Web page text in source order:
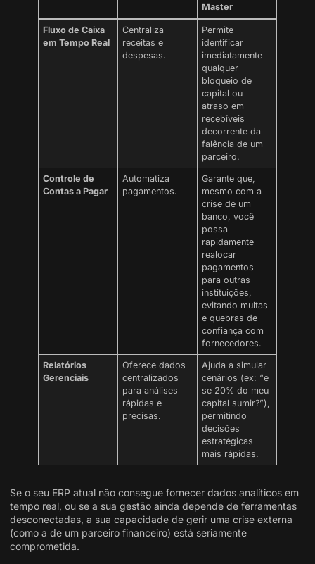
Master
Fluxo de Caixa
em Tempo Real
Centraliza
receitas e
despesas.
Permite
identificar
imediatamente
qualquer
bloqueio de
capital ou
atraso em
recebíveis
decorrente da
falência de um
parceiro.
Controle de
Contas a Pagar
Automatiza
pagamentos.
Garante que,
mesmo com a
crise de um
banco, você
possa
rapidamente
realocar
pagamentos
para outras
instituições,
evitando multas
e quebras de
confiança com
fornecedores.
Relatórios
Gerenciais
Oferece dados
centralizados
para análises
rápidas e
precisas.
Ajuda a simular
cenários (ex: “e
se 20% do meu
capital sumir?”),
permitindo
decisões
estratégicas
mais rápidas.
Se o seu ERP atual não consegue fornecer dados analíticos em
tempo real, ou se a sua gestão ainda depende de ferramentas
desconectadas, a sua capacidade de gerir uma crise externa
(como a de um parceiro financeiro) está seriamente
comprometida.